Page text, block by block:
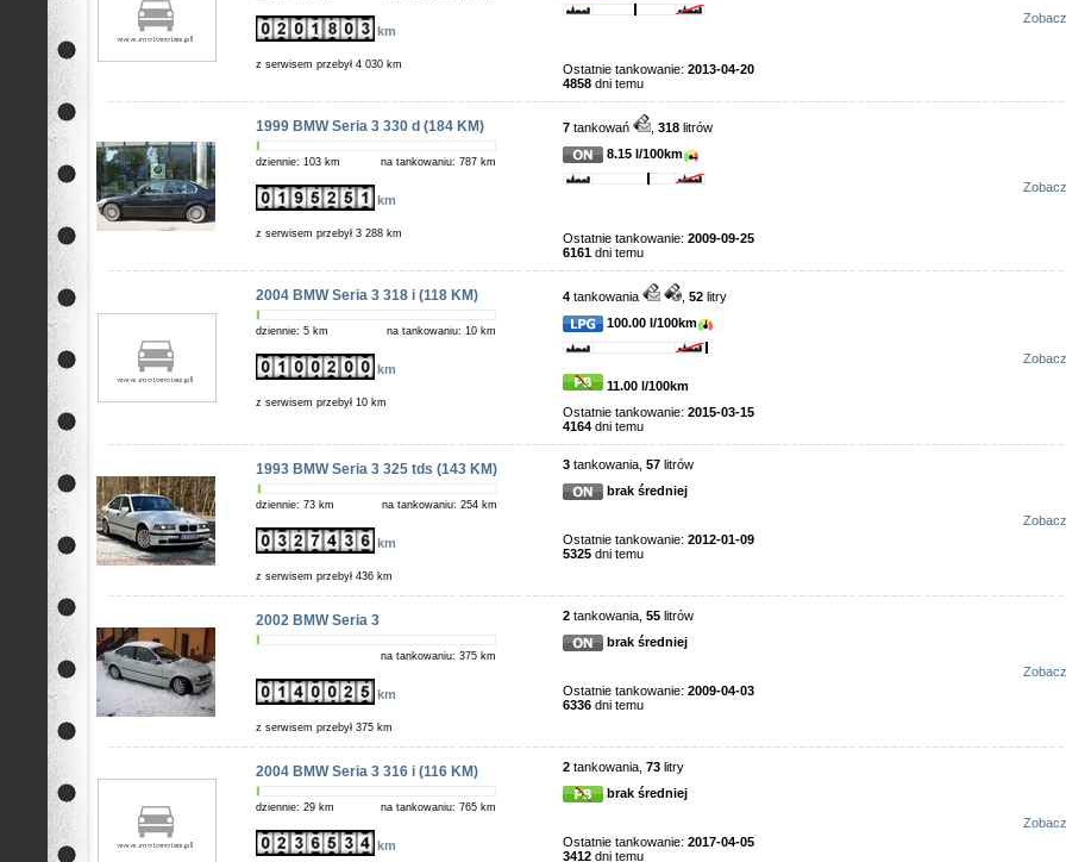
km
z serwisem przebył 4 030 km Ostatnie tankowanie: 2013-04-20
4858 dni temu
Zobacz
1999 BMW Seria 3 330 d (184 KM)
dziennie: 103 km na tankowaniu: 787 km
km
z serwisem przebył 3 288 km
7 tankowań 318 litrów
8.15 l/100km
Ostatnie tankowanie: 2009-09-25
6161 dni temu
Zobacz
2004 BMW Seria 3 318 i (118 KM)
dziennie: 5 km na tankowaniu: 10 km
km
z serwisem przebył 10 km
4 tankowania 52 litry
100.00 l/100km
11.00 l/100km
Ostatnie tankowanie: 2015-03-15
4164 dni temu
Zobacz
1993 BMW Seria 3 325 tds (143 KM)
dziennie: 73 km na tankowaniu: 254 km
km
z serwisem przebył 436 km
3 tankowania, 57 litrów
brak średniej
Ostatnie tankowanie: 2012-01-09
5325 dni temu
Zobacz
2002 BMW Seria 3
na tankowaniu: 375 km
km
z serwisem przebył 375 km
2 tankowania, 55 litrów
brak średniej
Ostatnie tankowanie: 2009-04-03
6336 dni temu
Zobacz
2004 BMW Seria 3 316 i (116 KM)
dziennie: 29 km na tankowaniu: 765 km
km
2 tankowania, 73 litry
brak średniej
Ostatnie tankowanie: 2017-04-05
3412 dni temu
Zobacz